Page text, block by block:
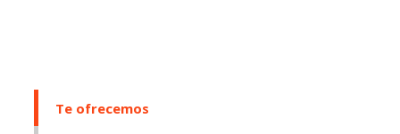
Te ofrecemos